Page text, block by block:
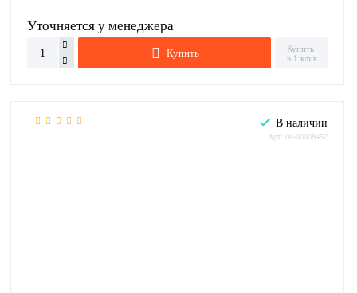
Уточняется у менеджера
Купить
Купить
в 1 клик
В наличии
Арт: 00-00008452